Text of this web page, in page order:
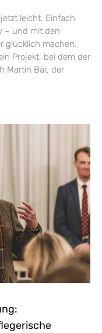
leicht. Einfach
– und mit den
glücklich machen.
Projekt, bei dem der
Martin Bär, der